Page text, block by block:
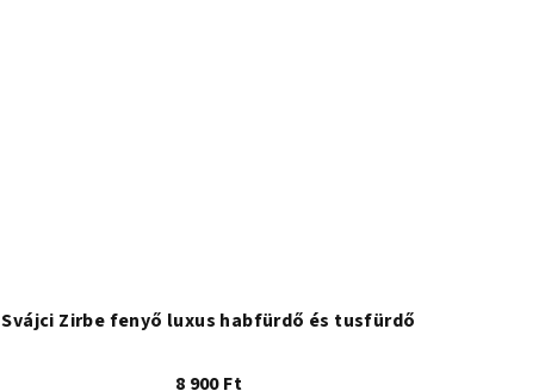
Svájci Zirbe fenyő luxus habfürdő és tusfürdő
8 900 Ft